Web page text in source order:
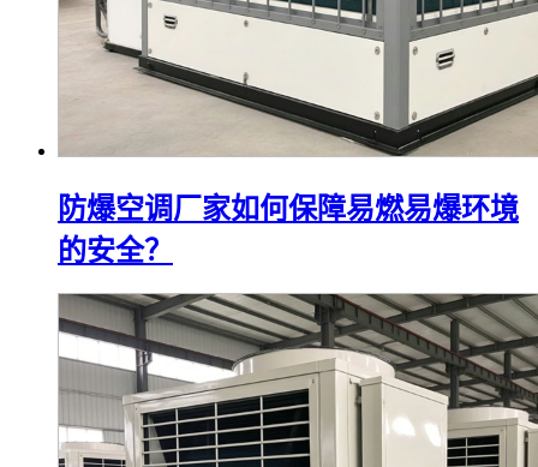
防爆空调厂家如何保障易燃易爆环境
的安全？